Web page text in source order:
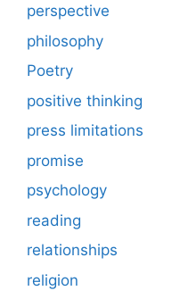
perspective
philosophy
Poetry
positive thinking
press limitations
promise
psychology
reading
relationships
religion